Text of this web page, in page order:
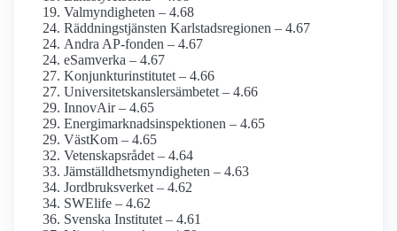
Val­myndigheten – 4.68
Räddningstjänsten Karlstadsregionen – 4.67
Andra AP-fonden – 4.67
eSamverka – 4.67
Konjunktu­rinstitutet – 4.66
Universitetskanslers­ämbetet – 4.66
InnovAir – 4.65
Energimarknads­inspektionen – 4.65
VästKom – 4.65
Vetenskaps­rådet – 4.64
Jämställdhets­myndigheten – 4.63
Jordbruks­verket – 4.62
SWElife – 4.62
Svenska Institutet – 4.61